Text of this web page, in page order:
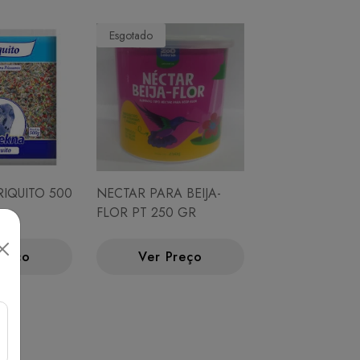
500
Esgotado
NECTAR PARA BEIJA-
FLOR PT 250 GR
Ver Preço